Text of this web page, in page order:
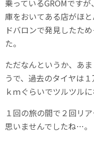
乗っているGROMです
庫をおいてある店がほ
ドバロンで発見したた
た。
ただなんというか、あ
うで、過去のタイヤは
ｋｍぐらいでツルツル
１回の旅の間で２回リ
思いませんでしたね…。